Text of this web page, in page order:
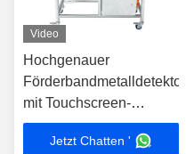
Video
Hochgenauer
Förderbandmetalldetektor
mit Touchscreen-
Eingabe und
Benutzerberechtigung
Jetzt Chatten '